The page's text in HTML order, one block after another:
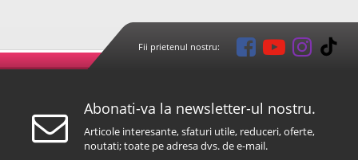
Fii prietenul nostru:
Abonati-va la newsletter-ul nostru.
Articole interesante, sfaturi utile, reduceri, oferte,
noutati; toate pe adresa dvs. de e-mail.